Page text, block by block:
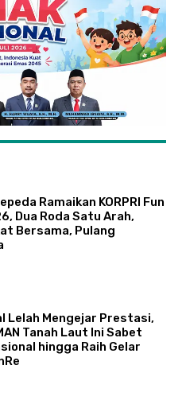
Ramaikan KORPRI Fun
Dua Roda Satu Arah,
Bersama, Pulang
Lelah Mengejar Prestasi,
Tanah Laut Ini Sabet
hingga Raih Gelar